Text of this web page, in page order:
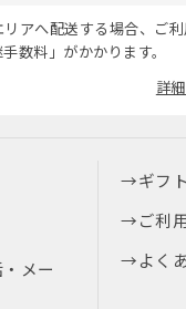
アへ配送する場合、ご
数料」がかかります。
詳
メー
ギフ
ご利
よく